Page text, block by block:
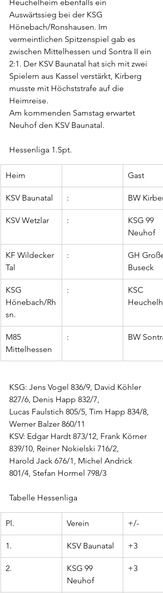
Heuchelheim ebenfalls ein
Auswärtssieg bei der KSG
Hönebach/Ronshausen. Im
vermeintlichen Spitzenspiel gab es
zwischen Mittelhessen und Sontra II ein
2:1. Der KSV Baunatal hat sich mit zwei
Spielern aus Kassel verstärkt, Kirberg
musste mit Höchststrafe auf die
Heimreise.
Am kommenden Samstag erwartet
Neuhof den KSV Baunatal.
Hessenliga 1.Spt.
Heim Gast
KSV Baunatal : BW
KSV Wetzlar :
KSG 99
Neuhof
KF Wildecker
Tal
:
GH
Buseck
KSG
Hönebach/Rh
sn.
:
KSC
M85
Mittelhessen
: BW
KSG: Jens Vogel 836/9, David Köhler
827/6, Denis Happ 832/7,
Lucas Faulstich 805/5, Tim Happ 834/8,
Werner Balzer 860/11
KSV: Edgar Hardt 873/12, Frank Körner
839/10, Reiner Nokielski 716/2,
Harold Jack 676/1, Michel Andrick
801/4, Stefan Hormel 798/3
Tabelle Hessenliga
Pl. Verein +/-
1. KSV Baunatal +3
2.
KSG 99
Neuhof
+3